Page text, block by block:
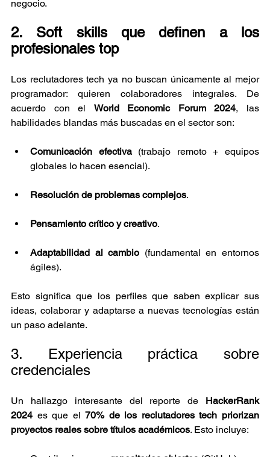
negocio.
2. Soft skills que definen a los
profesionales top
Los reclutadores tech ya no buscan únicamente al mejor
programador: quieren colaboradores integrales. De
acuerdo con el World Economic Forum 2024, las
habilidades blandas más buscadas en el sector son:
Comunicación efectiva (trabajo remoto + equipos
globales lo hacen esencial).
Resolución de problemas complejos.
Pensamiento crítico y creativo.
Adaptabilidad al cambio (fundamental en entornos
ágiles).
Esto significa que los perfiles que saben explicar sus
ideas, colaborar y adaptarse a nuevas tecnologías están
un paso adelante.
3. Experiencia práctica sobre
credenciales
Un hallazgo interesante del reporte de HackerRank
2024 es que el 70% de los reclutadores tech priorizan
proyectos reales sobre títulos académicos. Esto incluye: